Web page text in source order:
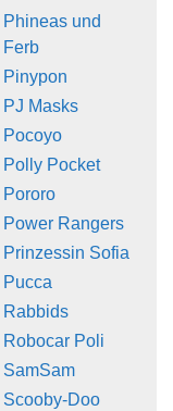
Phineas und
Ferb
Pinypon
PJ Masks
Pocoyo
Polly Pocket
Pororo
Power Rangers
Prinzessin Sofia
Pucca
Rabbids
Robocar Poli
SamSam
Scooby-Doo